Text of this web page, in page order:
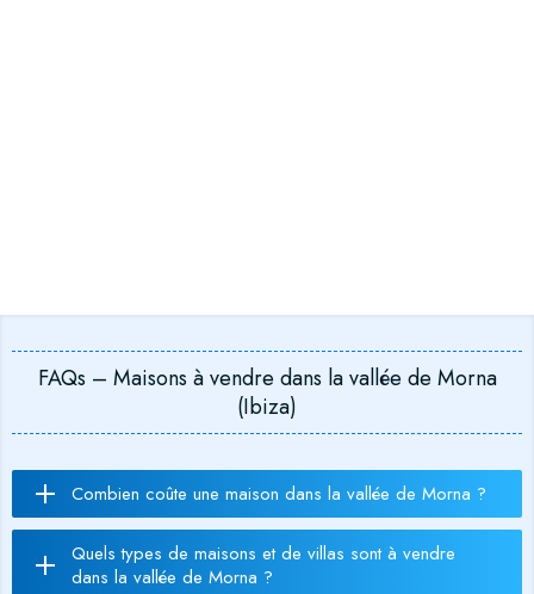
FAQs – Maisons à vendre dans la vallée de Morna
(Ibiza)
Combien coûte une maison dans la vallée de Morna ?
Quels types de maisons et de villas sont à vendre
dans la vallée de Morna ?